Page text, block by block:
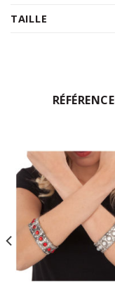
TAILLE